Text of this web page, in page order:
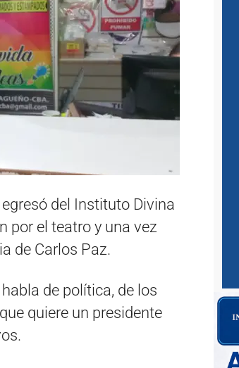
del Instituto Divina
por el teatro y una vez
de Carlos Paz.
de política, de los
quiere un presidente